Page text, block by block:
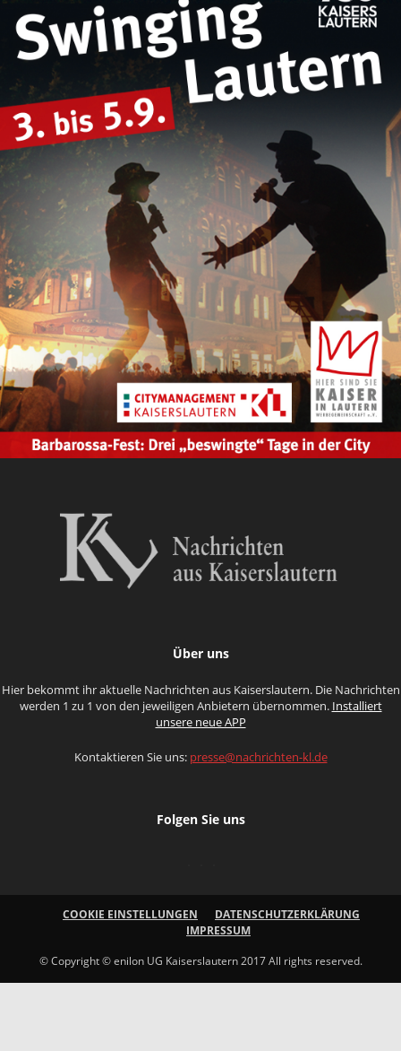
Über uns
Hier bekommt ihr aktuelle Nachrichten aus Kaiserslautern. Die Nachrichten
werden 1 zu 1 von den jeweiligen Anbietern übernommen. Installiert
unsere neue APP
Kontaktieren Sie uns: presse@nachrichten-kl.de
Folgen Sie uns
COOKIE EINSTELLUNGEN
DATENSCHUTZERKLÄRUNG
IMPRESSUM
© Copyright © enilon UG Kaiserslautern 2017 All rights reserved.